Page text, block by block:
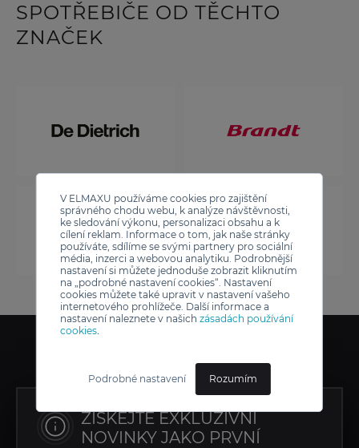
V ELMAXU používáme cookies pro zajištění
správného chodu webu, k analýze návštěvnosti,
ke sledování výkonu, personalizaci obsahu a k
cílení reklam. Informace o tom, jak naše stránky
používáte, sdílíme se svými partnery pro sociální
média, inzerci a webovou analytiku. Podrobnější
nastavení si můžete jednoduše zobrazit kliknutím
na „podrobné nastavení cookies“. Nastavení
cookies můžete také upravit v nastavení vašeho
internetového prohlížeče. Další informace a
nastavení naleznete v našich zásadách používání
cookies.
Podrobné nastavení Rozumím
SPOTŘEBIČE OD TĚCHTO
ZNAČEK
ZÍSKEJTE EXKLUZIVNÍ
NOVINKY JAKO PRVNÍ